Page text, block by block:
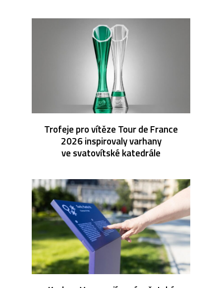
Trofeje pro vítěze Tour de France
2026 inspirovaly varhany
ve svatovítské katedrále